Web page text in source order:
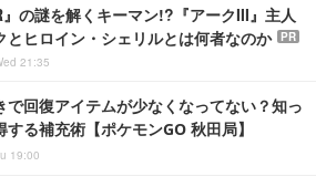
』の謎を解くキーマン!?『アークIII』主人
とヒロイン・シェリルとは何者なのか
PR
21:35
で回復アイテムが少なくなってない？知っ
する補充術【ポケモンGO 秋田局】
19:00